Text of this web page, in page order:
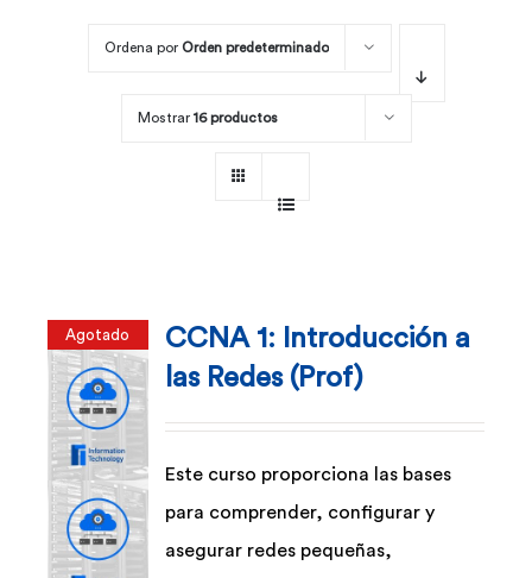
Ordena por Orden predeterminado
Mostrar 16 productos
Agotado
CCNA 1: Introducción a
las Redes (Prof)
Este curso proporciona las bases
para comprender, configurar y
asegurar redes pequeñas,